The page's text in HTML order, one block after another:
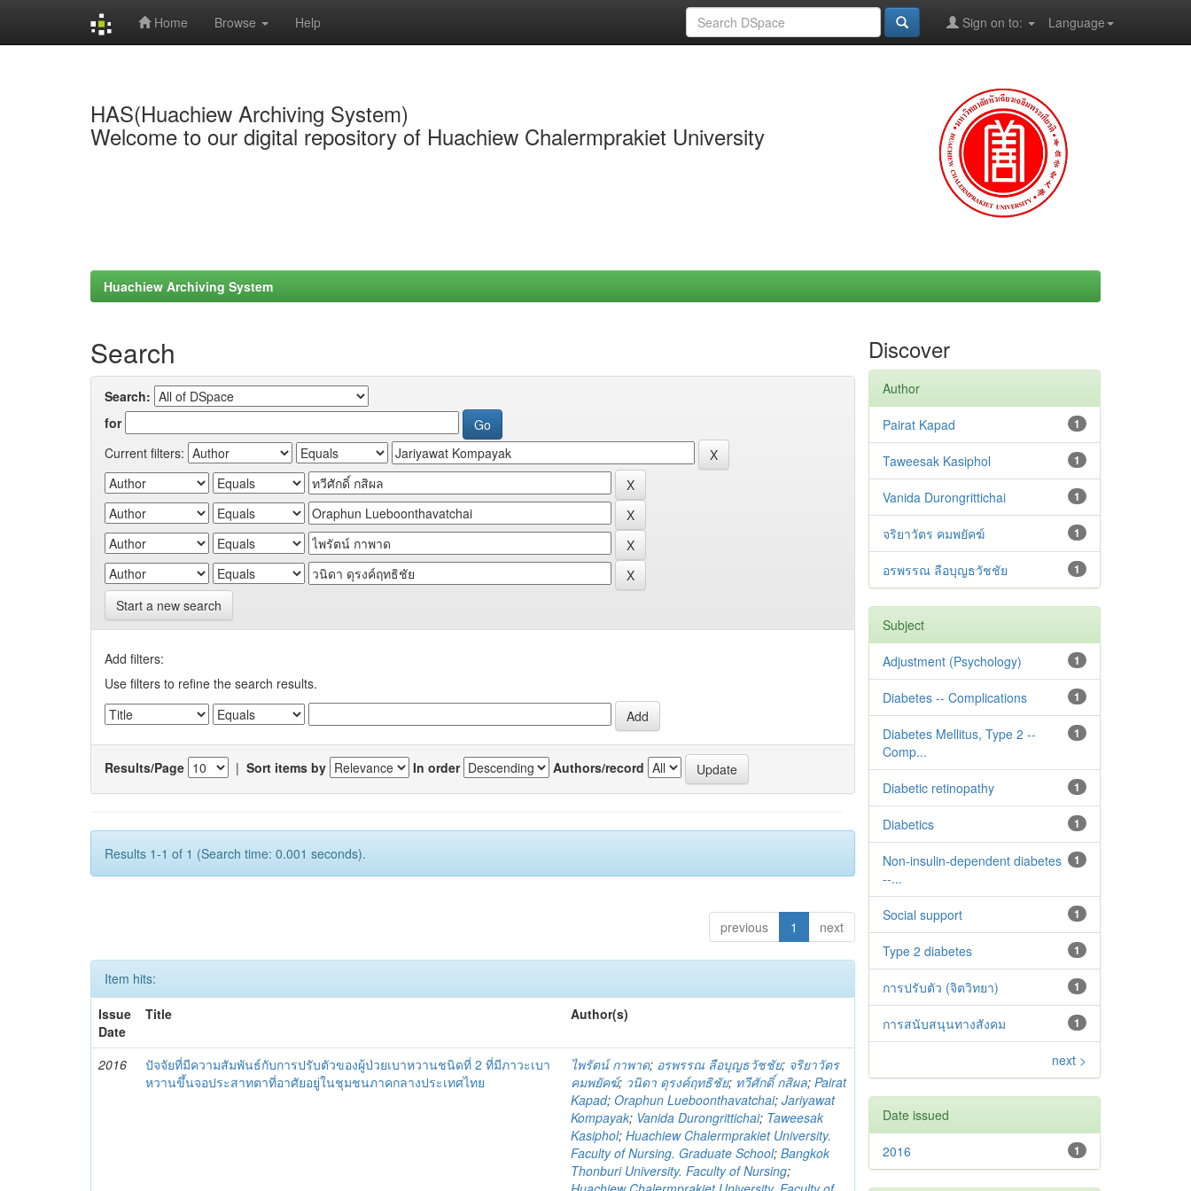
Home Browse Help Language
Sign on to:
HAS(Huachiew Archiving System)
Welcome to our digital repository of Huachiew Chalermprakiet University
Huachiew Archiving System
Search
Search:
for
Current filters:
Start a new search
Add filters:
Use filters to refine the search results.
Results/Page | Sort items by In order Authors/record
Results 1-1 of 1 (Search time: 0.001 seconds).
previous 1 next
Item hits:
Issue
Date
Title Author(s)
2016
ปัจจัยที่มีความสัมพันธ์กับการปรับตัวของผู้ป่วยเบาหวานชนิดที่ 2 ที่มีภาวะเบา
หวานขึ้นจอประสาทตาที่อาศัยอยู่ในชุมชนภาคกลางประเทศไทย
ไพรัตน์ กาพาด; อรพรรณ ลือบุญธวัชชัย; จริยาวัตร
คมพยัคฆ์; วนิดา ดุรงค์ฤทธิชัย; ทวีศักดิ์ กสิผล;Pairat
Kapad;Oraphun Lueboonthavatchai;Jariyawat
Kompayak; Vanida Durongrittichai; Taweesak
Kasiphol;Huachiew Chalermprakiet University.
Faculty of Nursing. Graduate School;Bangkok
Thonburi University. Faculty of Nursing;
Discover
Author
1
Pairat Kapad
1
Taweesak Kasiphol
1
Vanida Durongrittichai
1
จริยาวัตร คมพยัคฆ์
1
อรพรรณ ลือบุญธวัชชัย
Subject
1
Adjustment ‪(Psychology)
1
Diabetes -- Complications
1
Diabetes Mellitus, Type 2 --
Comp...
1
Diabetic retinopathy
1
Diabetics
1
Non-insulin-dependent diabetes
--...
1
Social support
1
Type 2 diabetes‬‬‬‬‬‬
1
การปรับตัว (จิตวิทยา)
1
การสนับสนุนทางสังคม
next >
Date issued
1
2016